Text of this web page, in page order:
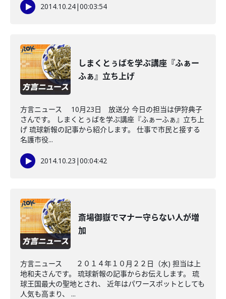
2014.10.24|00:03:54
しまくとぅばを学ぶ講座『ふぁー
ふぁ』立ち上げ
方言ニュース 10月23日 放送分 今日の担当は伊狩典子
さんです。 しまくとぅばを学ぶ講座『ふぁーふぁ』立ち上
げ 琉球新報の記事から紹介します。 仕事で市民と接する
名護市役...
2014.10.23 |00:04:42
斎場御嶽でマナー守らない人が増
加
方言ニュース ２０１４年１０月２２日（水) 担当は上
地和夫さんです。 琉球新報の記事からお伝えします。 琉
球王国最大の聖地とされ、 近年はパワースポットとしても
人気も高まり、 ...